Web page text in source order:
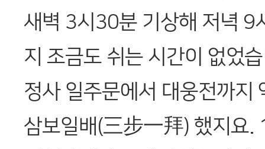
새벽 3시30분 기상해 저녁 9
지 조금도 쉬는 시간이 없었
정사 일주문에서 대웅전까지
삼보일배(三步一拜) 했지요.